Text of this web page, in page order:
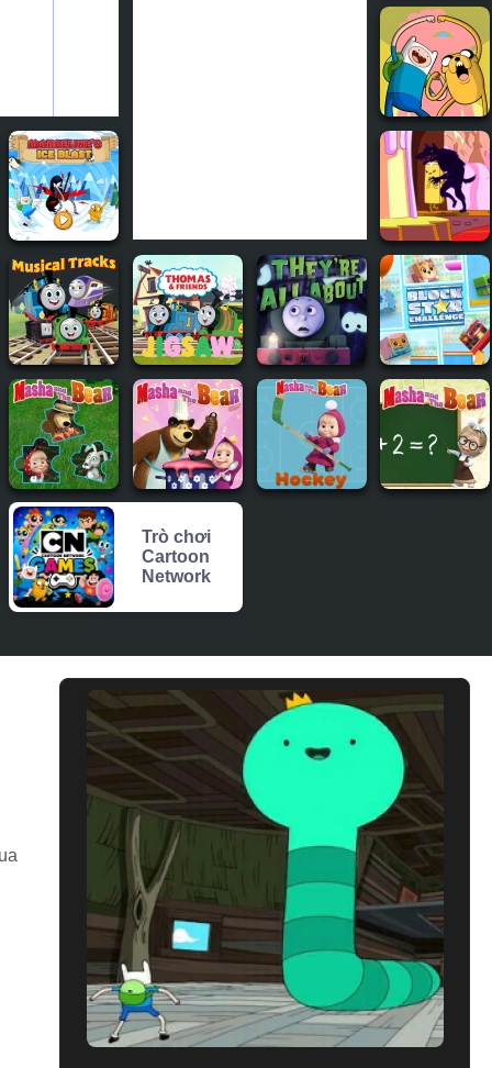
Trò chơi
Cartoon
Network